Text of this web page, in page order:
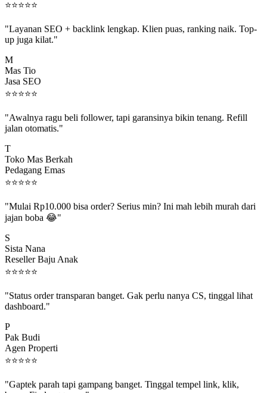
up juga kilat."
Mas Tio
Jasa SEO
⭐⭐⭐⭐⭐
jalan otomatis."
Toko Mas Berkah
Pedagang Emas
⭐⭐⭐⭐⭐
jajan boba 😂"
Sista Nana
Reseller Baju Anak
⭐⭐⭐⭐⭐
dashboard."
Pak Budi
Agen Properti
⭐⭐⭐⭐⭐
beres. Fix langganan."